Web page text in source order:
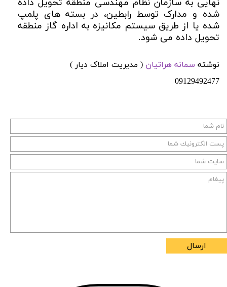
نهایی به سازمان نظام مهندسی منطقه تحویل داده
شده و مدارک توسط رابطین، در بسته های پلمپ
شده یا از طریق سیستم مکانیزه به اداره گاز منطقه
تحویل داده می شود.
نوشته سمانه هراتیان ( مدیریت املاک دیار )
09129492477
ارسال